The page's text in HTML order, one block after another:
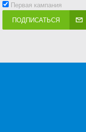
Первая кампания
ПОДПИСАТЬСЯ